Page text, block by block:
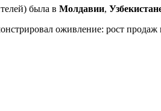
была в Молдавии,
оживление: рост